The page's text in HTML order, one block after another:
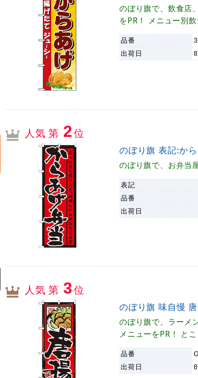
のぼり旗で、飲食店
をPR！ メニュー別
品番
出荷日
人気 第 2位
のぼり旗 表記:か
のぼり旗で、お弁当
表記
品番
出荷日
人気 第 3位
のぼり旗 味自慢
のぼり旗で、ラーメ
メニューをPR！ と
品番
出荷日